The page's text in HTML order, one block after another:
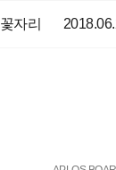
꽃자리